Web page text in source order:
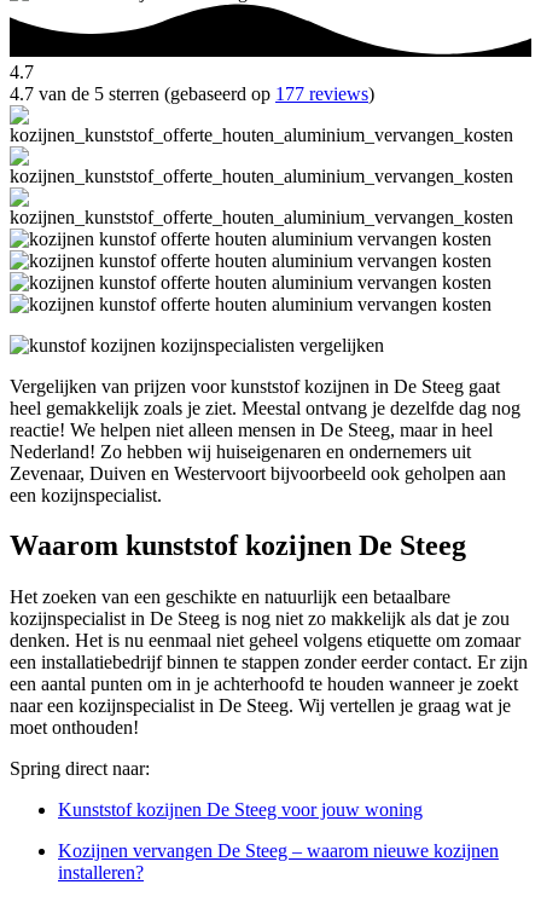
4.7
4.7 van de 5 sterren (gebaseerd op 177 reviews)
Vergelijken van prijzen voor kunststof kozijnen in De Steeg gaat
heel gemakkelijk zoals je ziet. Meestal ontvang je dezelfde dag nog
reactie! We helpen niet alleen mensen in De Steeg, maar in heel
Nederland! Zo hebben wij huiseigenaren en ondernemers uit
Zevenaar, Duiven en Westervoort bijvoorbeeld ook geholpen aan
een kozijnspecialist.
Waarom kunststof kozijnen De Steeg
Het zoeken van een geschikte en natuurlijk een betaalbare
kozijnspecialist in De Steeg is nog niet zo makkelijk als dat je zou
denken. Het is nu eenmaal niet geheel volgens etiquette om zomaar
een installatiebedrijf binnen te stappen zonder eerder contact. Er zijn
een aantal punten om in je achterhoofd te houden wanneer je zoekt
naar een kozijnspecialist in De Steeg. Wij vertellen je graag wat je
moet onthouden!
Spring direct naar:
Kunststof kozijnen De Steeg voor jouw woning
Kozijnen vervangen De Steeg – waarom nieuwe kozijnen
installeren?